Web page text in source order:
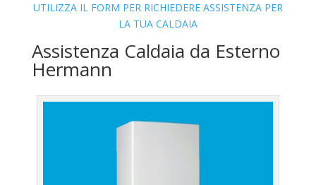
UTILIZZA IL FORM PER RICHIEDERE ASSISTENZA PER
LA TUA CALDAIA
Assistenza Caldaia da Esterno
Hermann